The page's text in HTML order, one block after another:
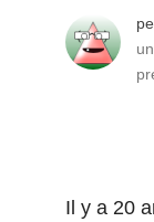
Il y a 20